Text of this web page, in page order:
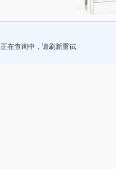
正在查询中，请刷新重试